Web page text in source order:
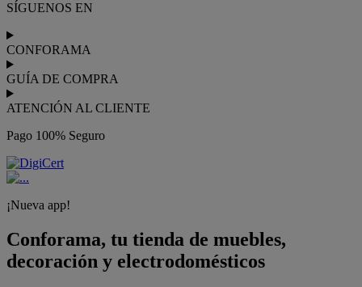
SÍGUENOS EN
CONFORAMA
GUÍA DE COMPRA
ATENCIÓN AL CLIENTE
Pago 100% Seguro
¡Nueva app!
Conforama, tu tienda de muebles,
decoración y electrodomésticos